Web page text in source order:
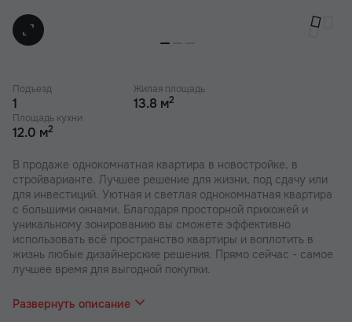
Подъезд
1
Жилая площадь
13.8 м2
Площадь кухни
12.0 м2
В продаже однокомнатная квартира в новостройке, в
стройварианте. Лучшее решение для жизни, под сдачу или
для инвестиций. Уютная и светлая однокомнатная квартира
с большими окнами. Благодаря просторной прихожей и
уникальному зонированию вы сможете эффективно
использовать всё пространство квартиры и воплотить в
жизнь любые дизайнерские решения. Прямо сейчас - самое
лучшее время для выгодной покупки.
отделе продаж вас проконсультируют по актуальным
предложениям.
Развернуть описание